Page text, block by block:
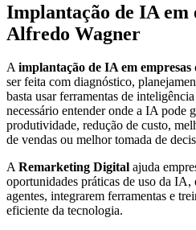
Implantação de IA em
Alfredo Wagner
Aimplantação de IA em
ser feita com diagnóstico,
basta usar ferramentas de
necessário entender onde a IA pode
produtividade, redução de custo,
de vendas ou melhor tomada de
ARemarketing Digital ajuda
oportunidades práticas de uso da
agentes, integrarem ferramentas e
eficiente da tecnologia.